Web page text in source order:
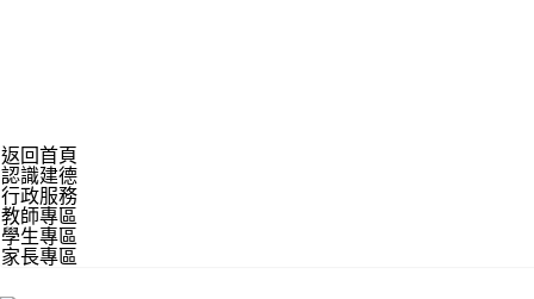
返回首頁
認識建德
行政服務
教師專區
學生專區
家長專區